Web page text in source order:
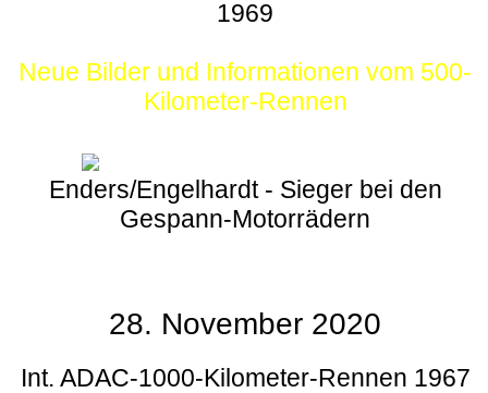
1969
Neue Bilder und Informationen vom 500-
Kilometer-Rennen
Enders/Engelhardt - Sieger bei den
Gespann-Motorrädern
28. November 2020
Int. ADAC-1000-Kilometer-Rennen 1967